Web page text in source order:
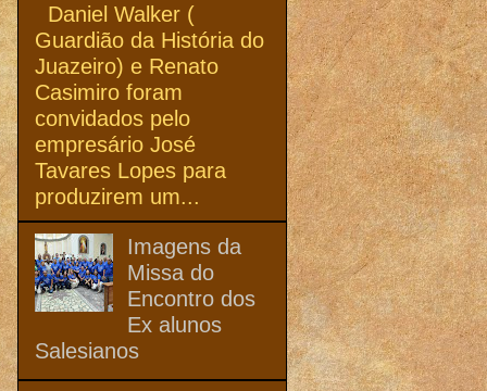
Daniel Walker (
Guardião da História do
Juazeiro) e Renato
Casimiro foram
convidados pelo
empresário José
Tavares Lopes para
produzirem um...
Imagens da
Missa do
Encontro dos
Ex alunos
Salesianos